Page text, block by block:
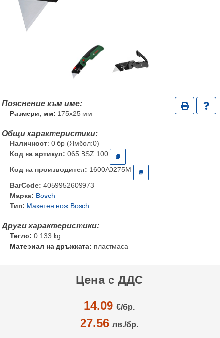
Размери, мм: 175х25 мм
Наличност: 0 бр (Ямбол:0)
Код на артикул: 065 BSZ 100
Код на производител: 1600A0275M
BarCode: 4059952609973
Марка: Bosch
Тип: Макетен нож Bosch
Тегло: 0.133 kg
Материал на дръжката: пластмаса
Цена с ДДС
14.09 €/бр.
27.56 лв./бр.